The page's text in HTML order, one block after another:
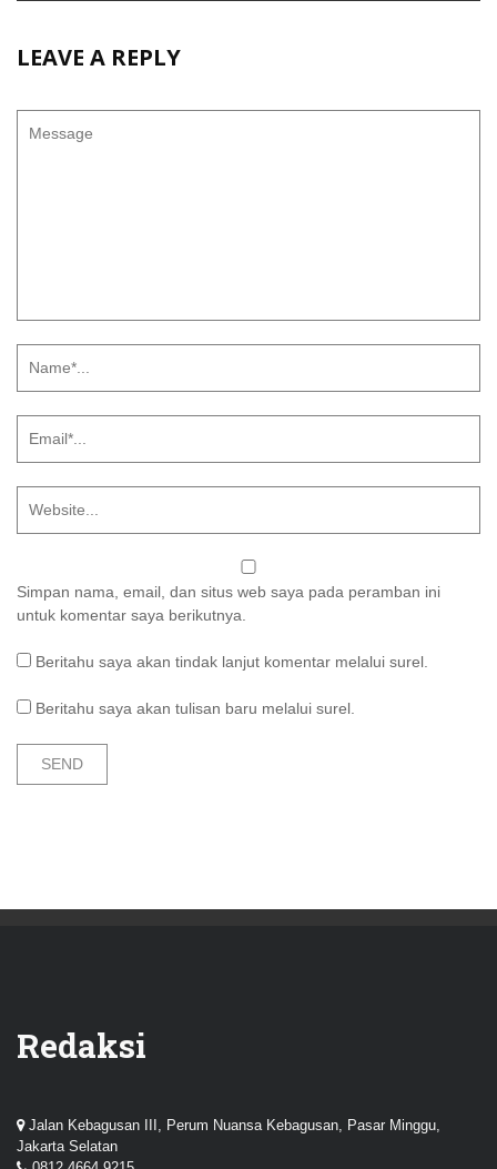
LEAVE A REPLY
Simpan nama, email, dan situs web saya pada peramban ini
untuk komentar saya berikutnya.
Beritahu saya akan tindak lanjut komentar melalui surel.
Beritahu saya akan tulisan baru melalui surel.
Redaksi
Jalan Kebagusan III, Perum Nuansa Kebagusan, Pasar Minggu,
Jakarta Selatan